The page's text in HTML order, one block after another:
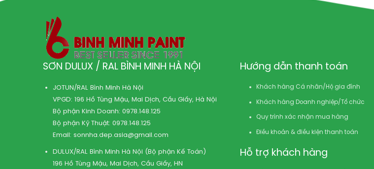
SƠN DULUX / RAL BÌNH MINH HÀ NỘI
JOTUN/RAL Bình Minh Hà Nội
VPGD: 196 Hồ Tùng Mậu, Mai Dịch, Cầu Giấy, Hà Nội
Bộ phận Kinh Doanh:0978.148.125
Bộ phận Kỹ Thuật:0978.148.125
Email: sonnha.dep.asia@gmail.com
DULUX/RAL Bình Minh Hà Nội (Bộ phận Kế Toán)
196 Hồ Tùng Mậu, Mai Dịch, Cầu Giấy, HN
Hướng dẫn thanh toán
Khách hàng Cá nhân/Hộ gia đình
Khách hàng Doanh nghiệp/Tổ chức
Quy trình xác nhận mua hàng
Điều khoản & điều kiện thanh toán
Hỗ trợ khách hàng